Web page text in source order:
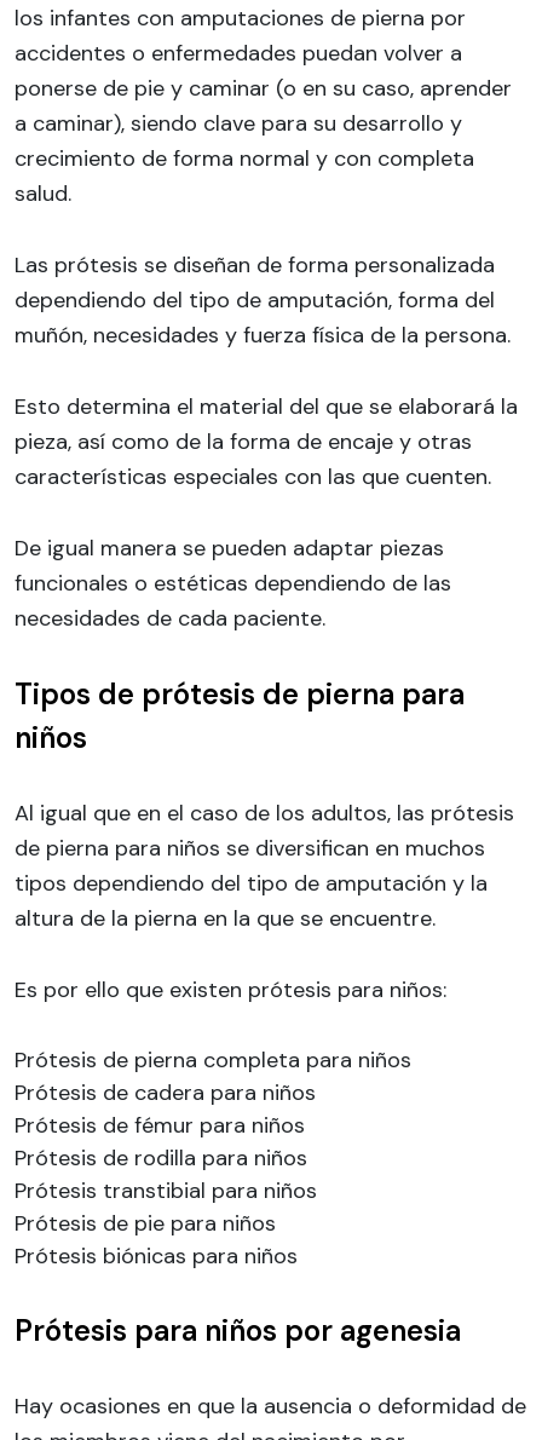
los infantes con amputaciones de pierna por
accidentes o enfermedades puedan volver a
ponerse de pie y caminar (o en su caso, aprender
a caminar), siendo clave para su desarrollo y
crecimiento de forma normal y con completa
salud.
Las prótesis se diseñan de forma personalizada
dependiendo del tipo de amputación, forma del
muñón, necesidades y fuerza física de la persona.
Esto determina el material del que se elaborará la
pieza, así como de la forma de encaje y otras
características especiales con las que cuenten.
De igual manera se pueden adaptar piezas
funcionales o estéticas dependiendo de las
necesidades de cada paciente.
Tipos de prótesis de pierna para
niños
Al igual que en el caso de los adultos, las prótesis
de pierna para niños se diversifican en muchos
tipos dependiendo del tipo de amputación y la
altura de la pierna en la que se encuentre.
Es por ello que existen prótesis para niños:
Prótesis de pierna completa para niños
Prótesis de cadera para niños
Prótesis de fémur para niños
Prótesis de rodilla para niños
Prótesis transtibial para niños
Prótesis de pie para niños
Prótesis biónicas para niños
Prótesis para niños por agenesia
Hay ocasiones en que la ausencia o deformidad de